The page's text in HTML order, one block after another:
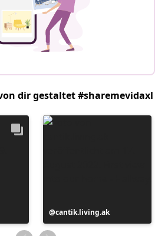
dir gestaltet #sharemevidaxl
Beitrag
veröffentlicht
von
cantik.living.ak